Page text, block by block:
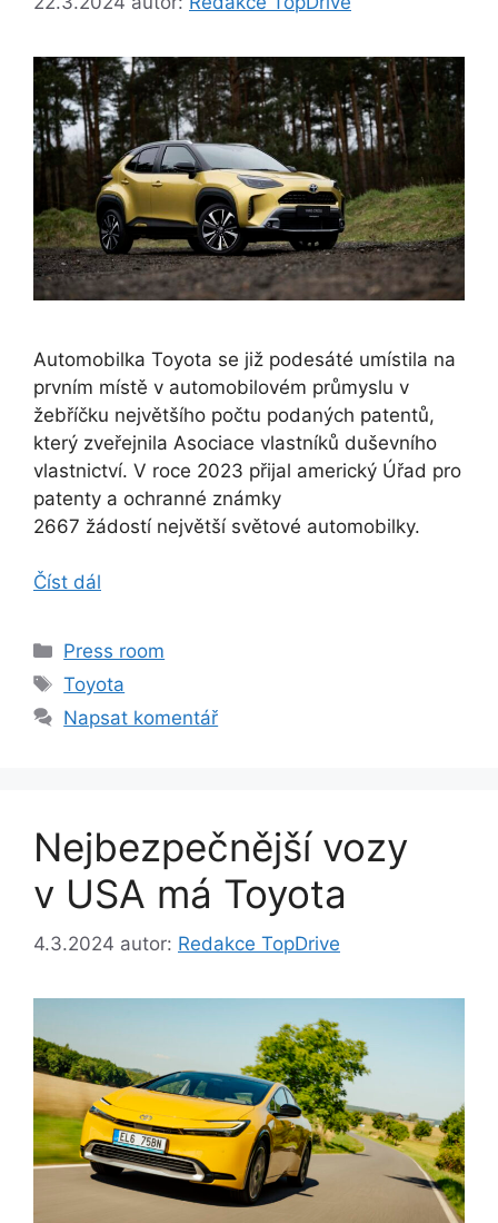
Automobilka Toyota se již podesáté umístila na
prvním místě v automobilovém průmyslu v
žebříčku největšího počtu podaných patentů,
který zveřejnila Asociace vlastníků duševního
vlastnictví. V roce 2023 přijal americký Úřad pro
patenty a ochranné známky
2667 žádostí největší světové automobilky.
Číst dál
Rubriky
Press room
Štítky
Toyota
Napsat komentář
Nejbezpečnější vozy
v USA má Toyota
4.3.2024 autor: Redakce TopDrive